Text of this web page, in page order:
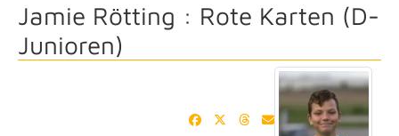
Jamie Rötting : Rote Karten (D-
Junioren)